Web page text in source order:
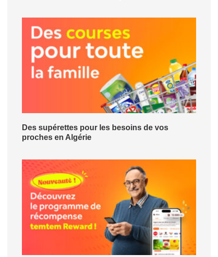
Des supérettes pour les besoins de vos
proches en Algérie